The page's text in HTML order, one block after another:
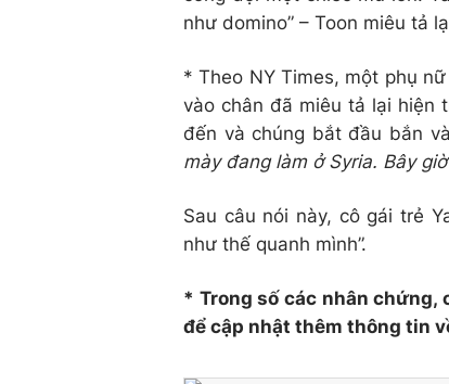
như domino” – Toon miêu tả
* Theo NY Times, một phụ
vào chân đã miêu tả lại hiện
đến và chúng bắt đầu bắn
mày đang làm ở Syria. Bây
Sau câu nói này, cô gái trẻ
như thế quanh mình”.
* Trong số các nhân chứng,
để cập nhật thêm thông tin